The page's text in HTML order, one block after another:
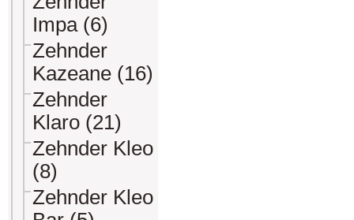
Impa (6)
Zehnder
Kazeane (16)
Zehnder
Klaro (21)
Zehnder Kleo
(8)
Zehnder Kleo